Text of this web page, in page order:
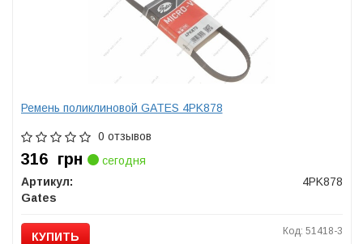
Ремень поликлиновой GATES 4PK878
0 отзывов
316 грн
сегодня
Артикул:
4PK878
Gates
КУПИТЬ Код: 51418-3